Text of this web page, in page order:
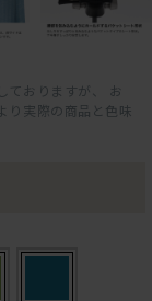
ておりますが、 お
り実際の商品と色味